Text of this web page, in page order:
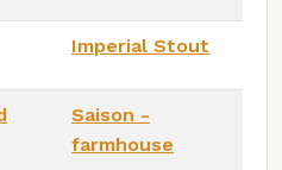
Imperial Stout
Saison -
farmhouse